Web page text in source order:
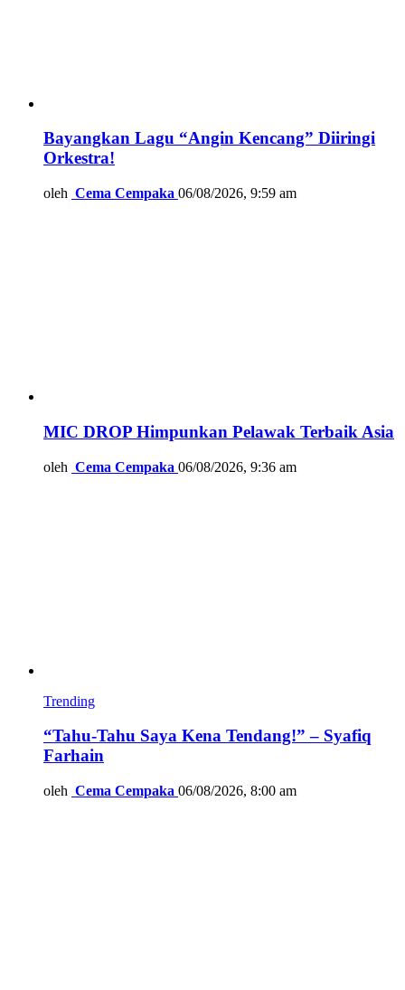
Bayangkan Lagu “Angin Kencang” Diiringi
Orkestra!
oleh Cema Cempaka 06/08/2026, 9:59 am
MIC DROP Himpunkan Pelawak Terbaik Asia
oleh Cema Cempaka 06/08/2026, 9:36 am
Trending
“Tahu-Tahu Saya Kena Tendang!” – Syafiq
Farhain
oleh Cema Cempaka 06/08/2026, 8:00 am